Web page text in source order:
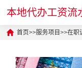
本地代办工资流
首页>>服务项目>>在职